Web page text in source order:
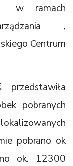
w ramach
,
Centrum
pobranych
pobrano ok
ok. 12300